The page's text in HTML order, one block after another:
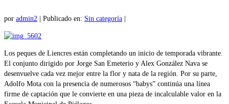
por admin2 Publicado en: Sin categoría
Los peques de Liencres están completando un inicio de temporada vibrante.
El conjunto dirigido por Jorge San Emeterio y Alex González Nava se
desenvuelve cada vez mejor entre la flor y nata de la región. Por su parte,
Adolfo Mota con la presencia de numerosos “babys” continúa una línea
firme de captación que le convierte en una pieza de incalculable valor en la